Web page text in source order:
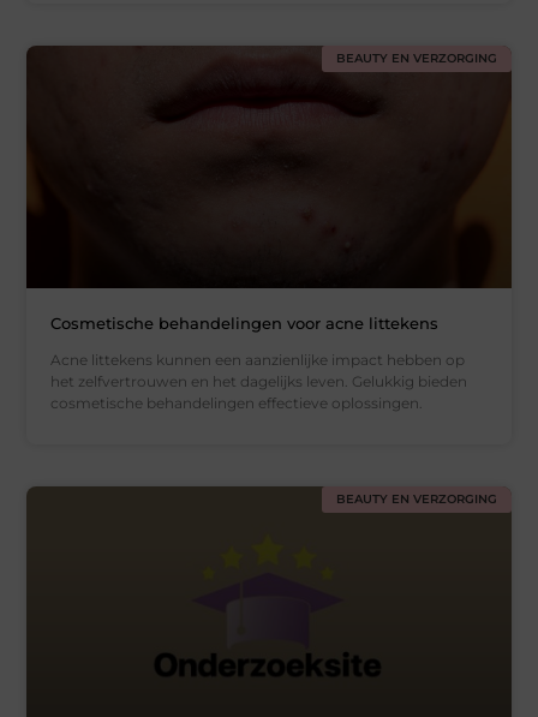
BEAUTY EN VERZORGING
Cosmetische behandelingen voor acne littekens
Acne littekens kunnen een aanzienlijke impact hebben op
het zelfvertrouwen en het dagelijks leven. Gelukkig bieden
cosmetische behandelingen effectieve oplossingen.
BEAUTY EN VERZORGING